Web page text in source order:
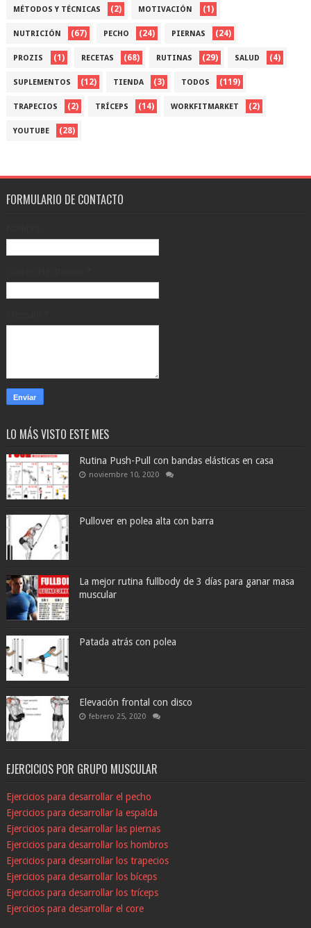
MÉTODOS Y TÉCNICAS (2) MOTIVACIÓN (1)
NUTRICIÓN (67) PECHO (24) PIERNAS (24)
PROZIS (1) RECETAS (68) RUTINAS (29) SALUD (4)
SUPLEMENTOS (12) TIENDA (3) TODOS (119)
TRAPECIOS (2) TRÍCEPS (14) WORKFITMARKET (2)
YOUTUBE (28)
FORMULARIO DE CONTACTO
LO MÁS VISTO ESTE MES
Rutina Push-Pull con bandas elásticas en casa
noviembre 10, 2020
Pullover en polea alta con barra
La mejor rutina fullbody de 3 días para ganar masa
muscular
Patada atrás con polea
Elevación frontal con disco
febrero 25, 2020
EJERCICIOS POR GRUPO MUSCULAR
Ejercicios para desarrollar el pecho
Ejercicios para desarrollar la espalda
Ejercicios para desarrollar las piernas
Ejercicios para desarrollar los hombros
Ejercicios para desarrollar los trapecios
Ejercicios para desarrollar los bíceps
Ejercicios para desarrollar los tríceps
Ejercicios para desarrollar el core